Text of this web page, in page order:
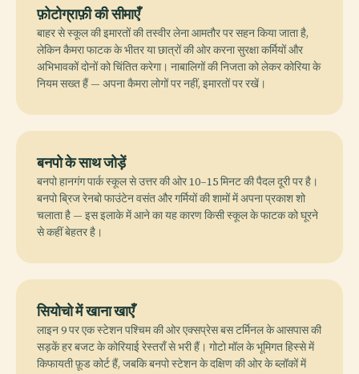
फ़ोटोग्राफ़ी की सीमाएँ
बाहर से स्कूल की इमारतों की तस्वीर लेना आमतौर पर सहन किया जाता है,
लेकिन कैमरा फाटक के भीतर या छात्रों की ओर करना सुरक्षा कर्मियों और
अभिभावकों दोनों को चिंतित करेगा। नाबालिगों की निजता को लेकर कोरिया के
नियम सख्त हैं — अपना कैमरा लोगों पर नहीं, इमारतों पर रखें।
बनपो के साथ जोड़ें
बनपो हानगंग पार्क स्कूल से उत्तर की ओर 10–15 मिनट की पैदल दूरी पर है।
बनपो ब्रिज रेनबो फाउंटेन वसंत और गर्मियों की शामों में अपना प्रकाश शो
चलाता है — इस इलाके में आने का यह कारण किसी स्कूल के फाटक को घूरने
से कहीं बेहतर है।
सियोचो में खाना खाएँ
लाइन 9 पर एक स्टेशन पश्चिम की ओर एक्सप्रेस बस टर्मिनल के आसपास की
सड़कें हर बजट के कोरियाई रेस्तराँ से भरी हैं। गोटो मॉल के भूमिगत हिस्से में
किफायती फ़ूड कोर्ट हैं, जबकि बनपो स्टेशन के दक्षिण की ओर के ब्लॉकों में